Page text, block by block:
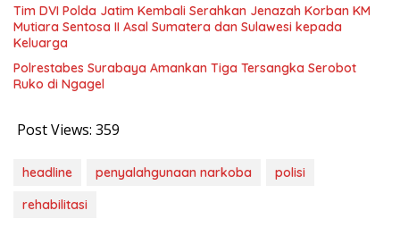
Tim DVI Polda Jatim Kembali Serahkan Jenazah Korban KM
Mutiara Sentosa II Asal Sumatera dan Sulawesi kepada
Keluarga
Polrestabes Surabaya Amankan Tiga Tersangka Serobot
Ruko di Ngagel
Post Views: 359
headline penyalahgunaan narkoba
polisi
rehabilitasi